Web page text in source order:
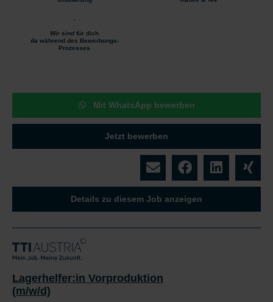
Wir sind für dich
da während des Bewerbungs-
Prozesses
Mit WhatsApp bewerben
Jetzt bewerben
Details zu diesem Job anzeigen
Lagerhelfer:in Vorproduktion
(m/w/d)